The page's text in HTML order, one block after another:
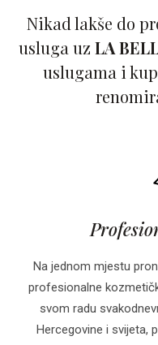
Nikad lakše do
usluga uz LA
uslugama i
Na jednom mjestu
profesionalne
svom radu
Hercegovine i svijeta,